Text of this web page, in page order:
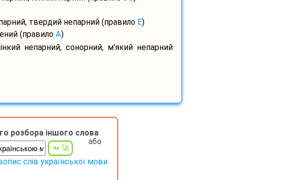
твердий непарний (правило E)
(правило A)
непарний, сонорний, м'який непарний
розбора іншого слова
або
слів української мови.